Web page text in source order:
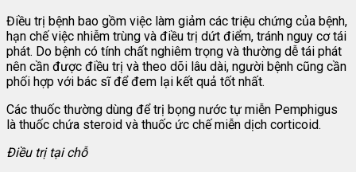
Điều trị bệnh bao gồm việc làm giảm các triệu chứng của bệnh,
hạn chế việc nhiễm trùng và điều trị dứt điểm, tránh nguy cơ tái
phát. Do bệnh có tính chất nghiêm trọng và thường dễ tái phát
nên cần được điều trị và theo dõi lâu dài, người bệnh cũng cần
phối hợp với bác sĩ để đem lại kết quả tốt nhất.
Các thuốc thường dùng để trị bọng nước tự miễn Pemphigus
là thuốc chứa steroid và thuốc ức chế miễn dịch corticoid.
Điều trị tại chỗ